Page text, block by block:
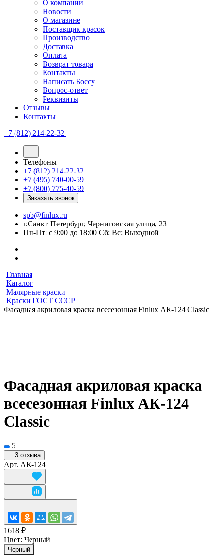
О компании
Новости
О магазине
Поставщик красок
Производство
Доставка
Оплата
Возврат товара
Контакты
Написать Боссу
Вопрос-ответ
Реквизиты
Отзывы
Контакты
+7 (812) 214-22-32
Телефоны
+7 (812) 214-22-32
+7 (495) 740-00-59
+7 (800) 775-40-59
Заказать звонок
spb@finlux.ru
г.Санкт-Петербург, Черниговская улица, 23
Пн-Пт: с 9:00 до 18:00 Сб: Вс: Выходной
Главная
Каталог
Малярные краски
Краски ГОСТ СССР
Фасадная акриловая краска всесезонная Finlux АК-124 Classic
Фасадная акриловая краска
всесезонная Finlux АК-124
Classic
5
3 отзыва
Арт. АК-124
1618 ₽
Цвет: Черный
Черный